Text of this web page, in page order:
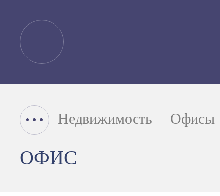
Недвижимость Офисы
ОФИС